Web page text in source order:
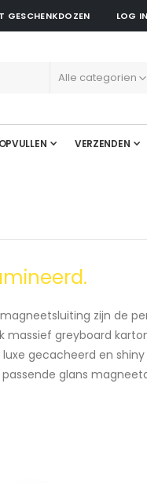
GESCHENKDOZEN LOG IN
VERZENDEN
zijn de
greyboard
gecacheerd en
glans